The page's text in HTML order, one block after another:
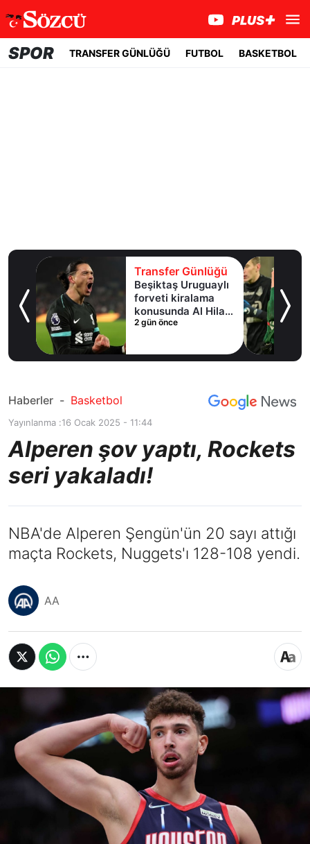
SPOR TRANSFER GÜNLÜĞÜ FUTBOL BASKETBOL
Transfer Günlüğü
Beşiktaş Uruguaylı
forveti kiralama
konusunda Al Hilal
ile anlaştı! Adım
2 gün önce
Haberler - Basketbol
Yayınlanma :16 Ocak 2025 - 11:44
Alperen şov yaptı, Rockets
seri yakaladı!
NBA'de Alperen Şengün'ün 20 sayı attığı
maçta Rockets, Nuggets'ı 128-108 yendi.
AA